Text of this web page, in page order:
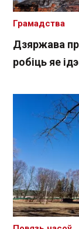
Дзяржава
робіць яе
Грамадства